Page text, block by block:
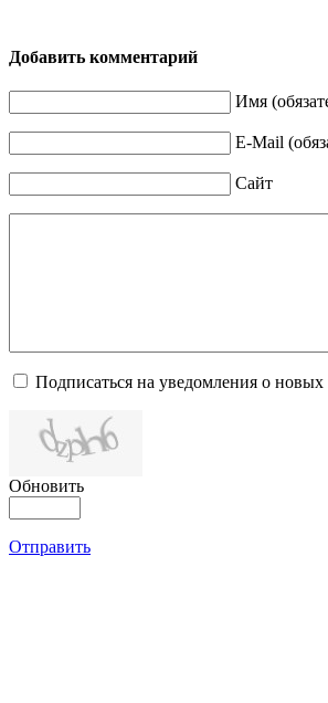
Добавить комментарий
Имя
E-Mail
Сайт
Подписаться на уведомления о
Обновить
Отправить